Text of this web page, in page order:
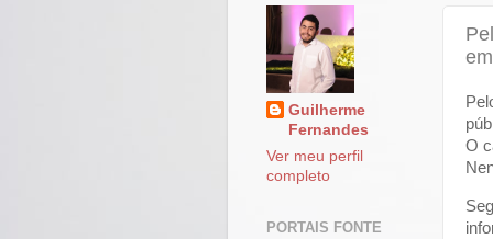
O
Guilherme
Fernandes
Ver meu perfil
completo
PORTAIS FONTE